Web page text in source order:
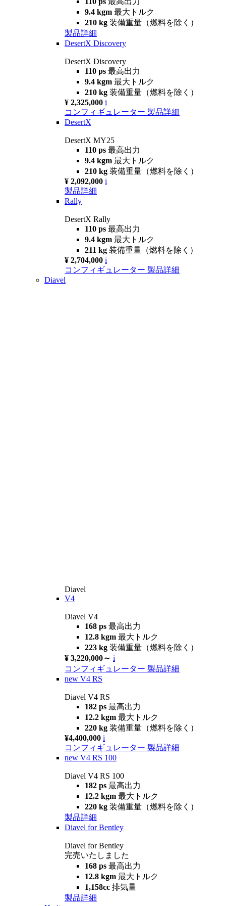
9.4 kgm 最大トルク
210 kg 装備重量（燃料を除く）
製品詳細
DesertX Discovery
DesertX Discovery
110 ps 最高出力
9.4 kgm 最大トルク
210 kg 装備重量（燃料を除く）
¥ 2,325,000 i
コンフィギュレーター 製品詳細
DesertX
DesertX MY25
110 ps 最高出力
9.4 kgm 最大トルク
210 kg 装備重量（燃料を除く）
¥ 2,092,000 i
製品詳細
Rally
DesertX Rally
110 ps 最高出力
9.4 kgm 最大トルク
211 kg 装備重量（燃料を除く）
¥ 2,704,000 i
コンフィギュレーター 製品詳細
Diavel
Diavel
V4
Diavel V4
168 ps 最高出力
12.8 kgm 最大トルク
223 kg 装備重量（燃料を除く）
¥ 3,220,000～ i
コンフィギュレーター 製品詳細
new V4 RS
Diavel V4 RS
182 ps 最高出力
12.2 kgm 最大トルク
220 kg 装備重量（燃料を除く）
¥4,400,000 i
コンフィギュレーター 製品詳細
new V4 RS 100
Diavel V4 RS 100
182 ps 最高出力
12.2 kgm 最大トルク
220 kg 装備重量（燃料を除く）
製品詳細
Diavel for Bentley
Diavel for Bentley
完売いたしました
168 ps 最高出力
12.8 kgm 最大トルク
1,158cc 排気量
製品詳細